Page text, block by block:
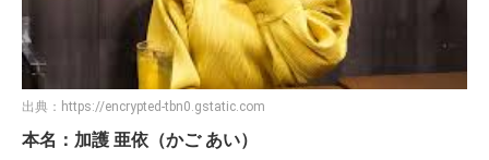
出典： https://encrypted-tbn0.gstatic.com
本名：加護 亜依（かご あい）